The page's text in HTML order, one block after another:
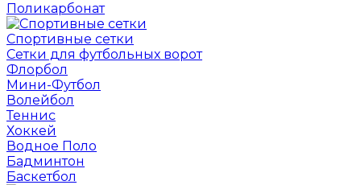
Поликарбонат
Спортивные сетки
Сетки для футбольных ворот
Флорбол
Мини-Футбол
Волейбол
Теннис
Хоккей
Водное Поло
Бадминтон
Баскетбол